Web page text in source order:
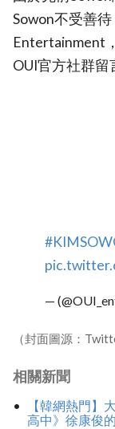
Sowon不受善
Entertainment
OUI官方社群留
—
（封面圖源：
相關新聞
【韓網熱門】
高中》徐康俊